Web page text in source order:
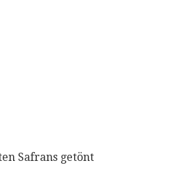
Safrans getönt